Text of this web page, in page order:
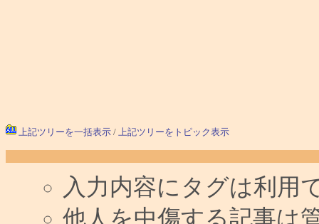
上記ツリーを一括表示 / 上記ツリーをトピック表示
入力内容にタグは利用
他人を中傷する記事は